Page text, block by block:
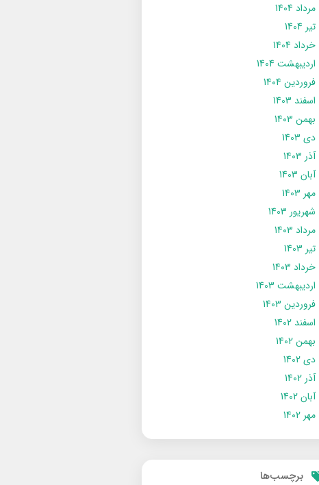
مرداد 1404
تير 1404
خرداد 1404
ارديبهشت 1404
فروردین 1404
اسفند 1403
بهمن 1403
دی 1403
آذر 1403
آبان 1403
مهر 1403
شهریور 1403
مرداد 1403
تير 1403
خرداد 1403
ارديبهشت 1403
فروردین 1403
اسفند 1402
بهمن 1402
دی 1402
آذر 1402
آبان 1402
مهر 1402
برچسب‌ها